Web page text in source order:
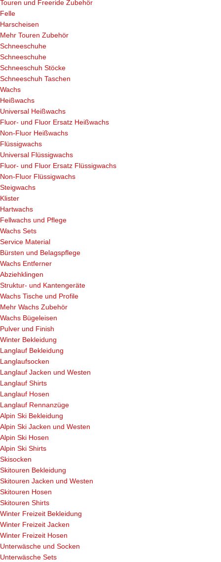
Touren und Freeride Zubehör
Felle
Harscheisen
Mehr Touren Zubehör
Schneeschuhe
Schneeschuhe
Schneeschuh Stöcke
Schneeschuh Taschen
Wachs
Heißwachs
Universal Heißwachs
Fluor- und Fluor Ersatz Heißwachs
Non-Fluor Heißwachs
Flüssigwachs
Universal Flüssigwachs
Fluor- und Fluor Ersatz Flüssigwachs
Non-Fluor Flüssigwachs
Steigwachs
Klister
Hartwachs
Fellwachs und Pflege
Wachs Sets
Service Material
Bürsten und Belagspflege
Wachs Entferner
Abziehklingen
Struktur- und Kantengeräte
Wachs Tische und Profile
Mehr Wachs Zubehör
Wachs Bügeleisen
Pulver und Finish
Winter Bekleidung
Langlauf Bekleidung
Langlaufsocken
Langlauf Jacken und Westen
Langlauf Shirts
Langlauf Hosen
Langlauf Rennanzüge
Alpin Ski Bekleidung
Alpin Ski Jacken und Westen
Alpin Ski Hosen
Alpin Ski Shirts
Skisocken
Skitouren Bekleidung
Skitouren Jacken und Westen
Skitouren Hosen
Skitouren Shirts
Winter Freizeit Bekleidung
Winter Freizeit Jacken
Winter Freizeit Hosen
Unterwäsche und Socken
Unterwäsche Sets